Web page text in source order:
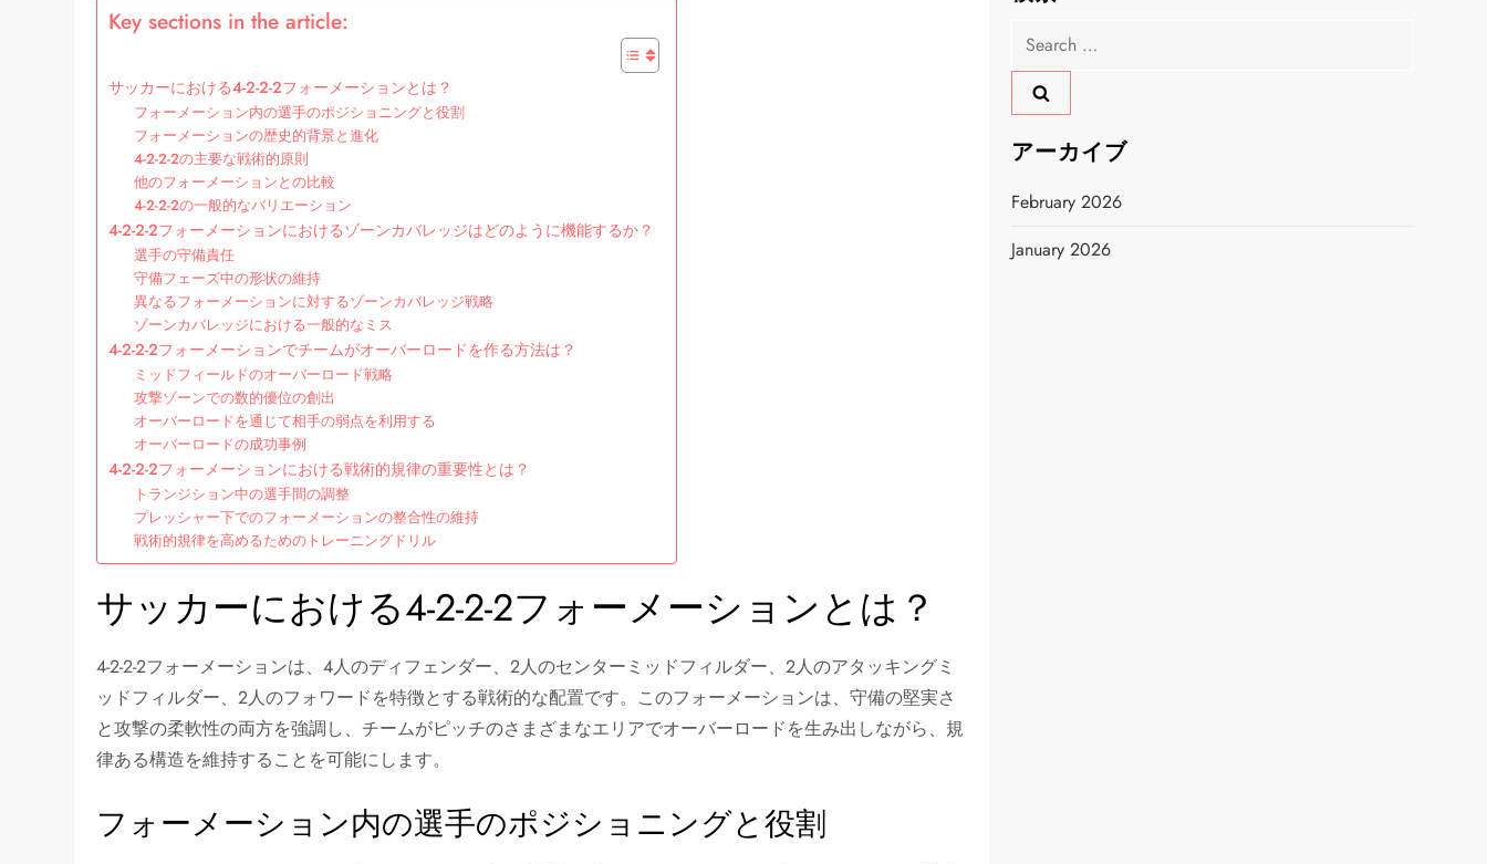
Key sections in the article:
サッカーにおける4-2-2-2フォーメーションとは？
フォーメーション内の選手のポジショニングと役割
フォーメーションの歴史的背景と進化
4-2-2-2の主要な戦術的原則
他のフォーメーションとの比較
4-2-2-2の一般的なバリエーション
4-2-2-2フォーメーションにおけるゾーンカバレッジはどのように機能するか？
選手の守備責任
守備フェーズ中の形状の維持
異なるフォーメーションに対するゾーンカバレッジ戦略
ゾーンカバレッジにおける一般的なミス
4-2-2-2フォーメーションでチームがオーバーロードを作る方法は？
ミッドフィールドのオーバーロード戦略
攻撃ゾーンでの数的優位の創出
オーバーロードを通じて相手の弱点を利用する
オーバーロードの成功事例
4-2-2-2フォーメーションにおける戦術的規律の重要性とは？
トランジション中の選手間の調整
プレッシャー下でのフォーメーションの整合性の維持
戦術的規律を高めるためのトレーニングドリル
サッカーにおける4-2-2-2フォーメーションとは？
4-2-2-2フォーメーションは、4人のディフェンダー、2人のセンターミッドフィルダー、2人のアタッキングミ
ッドフィルダー、2人のフォワードを特徴とする戦術的な配置です。このフォーメーションは、守備の堅実さ
と攻撃の柔軟性の両方を強調し、チームがピッチのさまざまなエリアでオーバーロードを生み出しながら、規
律ある構造を維持することを可能にします。
フォーメーション内の選手のポジショニングと役割
Search
for:
アーカイブ
February 2026
January 2026